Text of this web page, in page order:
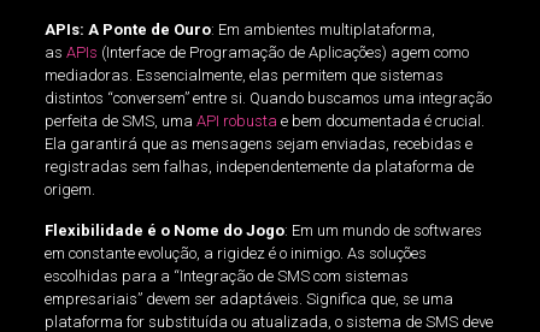
APIs: A Ponte de Ouro: Em ambientes multiplataforma,
as APIs (Interface de Programação de Aplicações) agem como
mediadoras. Essencialmente, elas permitem que sistemas
distintos “conversem” entre si. Quando buscamos uma integração
perfeita de SMS, uma API robusta e bem documentada é crucial.
Ela garantirá que as mensagens sejam enviadas, recebidas e
registradas sem falhas, independentemente da plataforma de
origem.
Flexibilidade é o Nome do Jogo: Em um mundo de softwares
em constante evolução, a rigidez é o inimigo. As soluções
escolhidas para a “Integração de SMS com sistemas
empresariais” devem ser adaptáveis. Significa que, se uma
plataforma for substituída ou atualizada, o sistema de SMS deve